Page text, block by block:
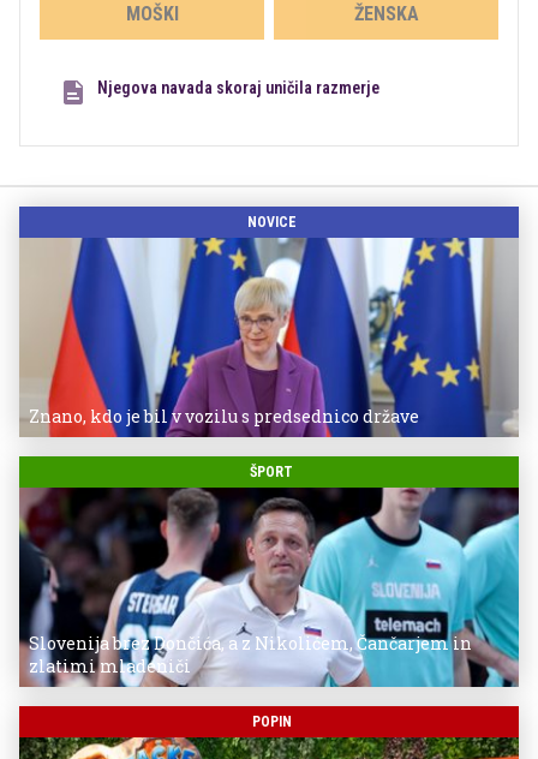
MOŠKI ŽENSKA
Njegova navada skoraj uničila razmerje
NOVICE
Znano, kdo je bil v vozilu s predsednico države
ŠPORT
Slovenija brez Dončića, a z Nikolićem, Čančarjem in
zlatimi mladeniči
POPIN